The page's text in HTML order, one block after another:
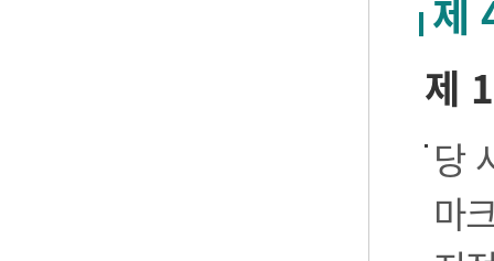
제
제
당
마